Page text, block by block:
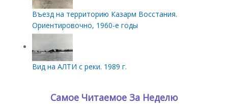
Въезд на территорию Казарм Восстания.
Ориентировочно, 1960-е годы
Вид на АЛТИ с реки. 1989 г.
Самое Читаемое За Неделю